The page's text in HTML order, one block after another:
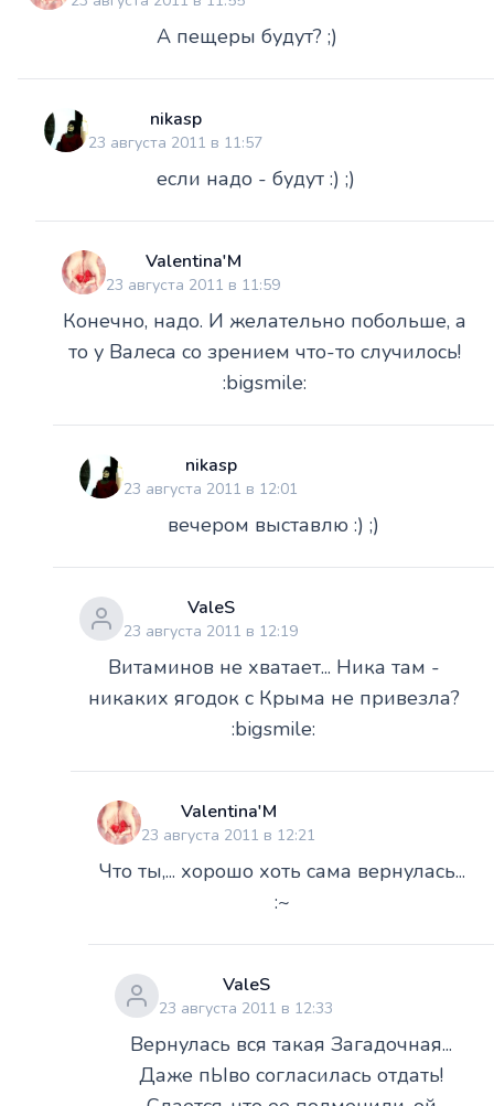
А пещеры будут? ;)
nikasp
23 августа 2011 в 11:57
если надо - будут :) ;)
Valentina'M
23 августа 2011 в 11:59
Конечно, надо. И желательно побольше, а
то у Валеса со зрением что-то случилось!
:bigsmile:
nikasp
23 августа 2011 в 12:01
вечером выставлю :) ;)
ValeS
23 августа 2011 в 12:19
Витаминов не хватает... Ника там -
никаких ягодок с Крыма не привезла?
:bigsmile:
Valentina'M
23 августа 2011 в 12:21
Что ты,... хорошо хоть сама вернулась...
:~
ValeS
23 августа 2011 в 12:33
Вернулась вся такая Загадочная...
Даже пЫво согласилась отдать!